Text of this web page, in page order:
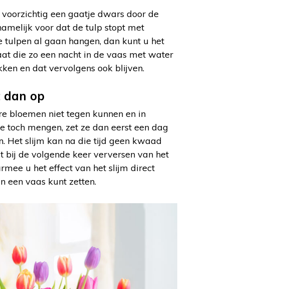
een gaatje dwars door de
voor dat de tulp stopt met
al gaan hangen, dan kunt u het
die zo een nacht in de vaas met water
en dat vervolgens ook blijven.
dan op
bloemen niet tegen kunnen en in
mengen, zet ze dan eerst een dag
Het slijm kan na die tijd geen kwaad
bij de volgende keer verversen van het
u het effect van het slijm direct
een vaas kunt zetten.